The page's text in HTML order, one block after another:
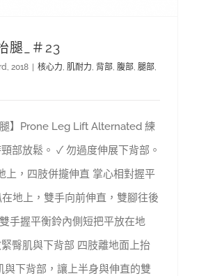
腿_＃23
2018 | 核心力 肌耐力 背部 腹部 腿部
腿】Prone Leg Lift Alternated 練
部放鬆。 ✓ 勿過度伸展下背部。
上，四肢併攏伸直 掌心相對握平
地上，雙手向前伸直，雙腳往後
手握平衡鈴內側短把平放在地
緊臀肌與下背部 四肢離地面上抬
下背部，讓上半身與伸直的雙